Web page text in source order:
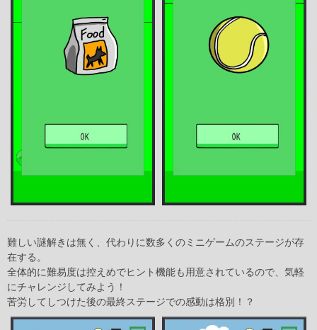
難しい謎解きは無く、代わりに数多くのミニゲームのステージが存
在する。
全体的に難易度は控えめでヒント機能も用意されているので、気軽
にチャレンジしてみよう！
苦労してしつけた後の最終ステージでの感動は格別！？